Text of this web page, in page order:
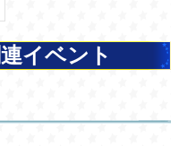
イベント